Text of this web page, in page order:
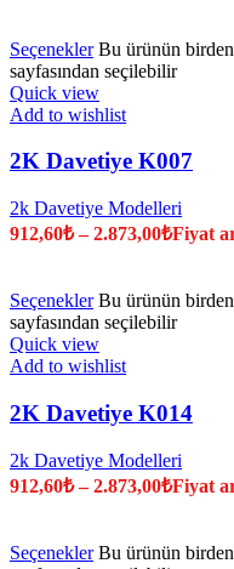
Seçenekler Bu ürünün
sayfasından seçilebilir
Quick view
Add to wishlist
2K Davetiye K007
2k Davetiye Modelleri
912,60₺ –2.873,00₺Fiyat
Seçenekler Bu ürünün
sayfasından seçilebilir
Quick view
Add to wishlist
2K Davetiye K014
2k Davetiye Modelleri
912,60₺ –2.873,00₺Fiyat
Seçenekler Bu ürünün